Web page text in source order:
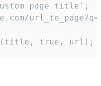
page title';
true, url);